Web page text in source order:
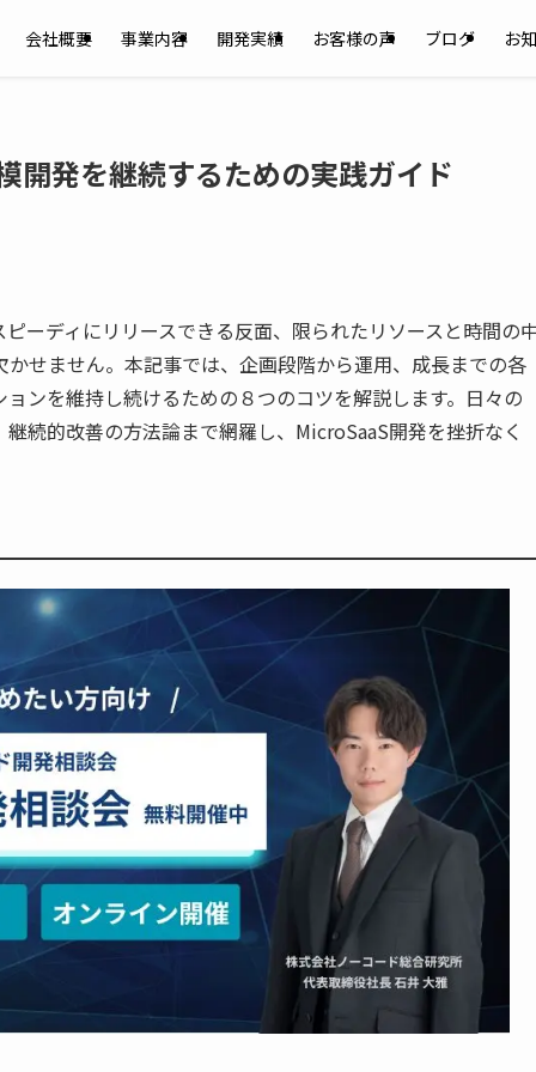
会社概要 事業内容 開発実績 お客様の声 ブログ お
発を継続するための実践ガイド
ーディにリリースできる反面、限られたリソースと時間の
せません。本記事では、企画段階から運用、成長までの各
ンを維持し続けるための８つのコツを解説します。日々の
続的改善の方法論まで網羅し、MicroSaaS開発を挫折なく